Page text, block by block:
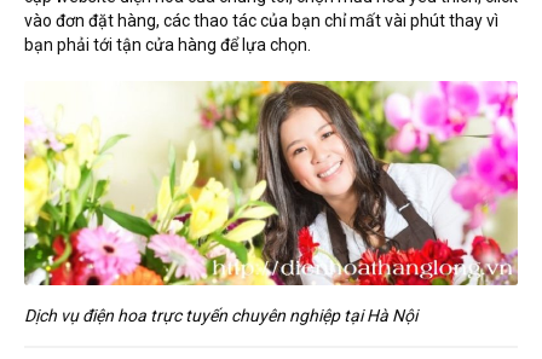
vào đơn đặt hàng, các thao tác của bạn chỉ mất vài phút thay vì
bạn phải tới tận cửa hàng để lựa chọn.
Dịch vụ điện hoa trực tuyến chuyên nghiệp tại Hà Nội